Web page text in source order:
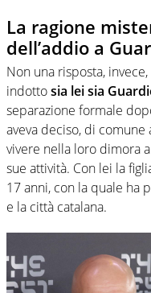
La ragione
dell’addio a
Non una risposta,
indottosia lei sia
separazione formale
aveva deciso, di
vivere nella loro dimora a
sue attività. Con lei la
17 anni, con la quale ha
e la città catalana.